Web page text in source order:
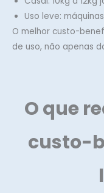
Uso leve:
O melhor custo-
de uso, não apenas
O que
custo-